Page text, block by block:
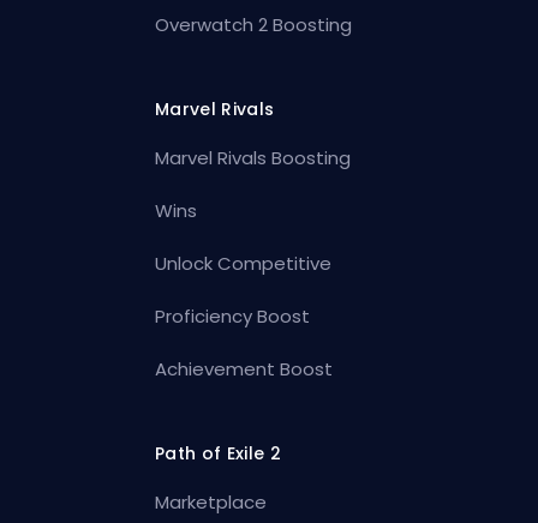
Overwatch 2 Boosting
Marvel Rivals
Marvel Rivals Boosting
Wins
Unlock Competitive
Proficiency Boost
Achievement Boost
Path of Exile 2
Marketplace